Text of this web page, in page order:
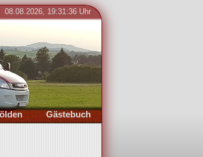
08.08.2026, 19:31:36 Uhr
Gästebuch